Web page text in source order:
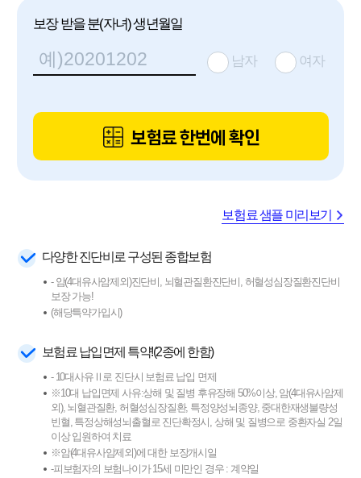
보장 받을 분(자녀) 생년월일
남자 여자
보험료 한번에 확인
보험료 샘플 미리보기
다양한 진단비로 구성된 종합보험
- 암(4대유사암제외)진단비, 뇌혈관질환진단비, 허혈성심장질환진단비
보장 가능!
(해당특약가입시)
보험료 납입면제 특약!(2종에 한함)
- 10대사유Ⅱ로 진단시 보험료 납입 면제
※10대 납입면제 사유:상해 및 질병 후유장해 50%이상, 암(4대유사암제
외), 뇌혈관질환, 허혈성심장질환, 특정양성뇌종양, 중대한재생불량성
빈혈, 특정상해성뇌출혈로 진단확정시, 상해 및 질병으로 중환자실 2일
이상 입원하여 치료
※암(4대유사암제외)에 대한 보장개시일
-피보험자의 보험나이가 15세 미만인 경우 : 계약일